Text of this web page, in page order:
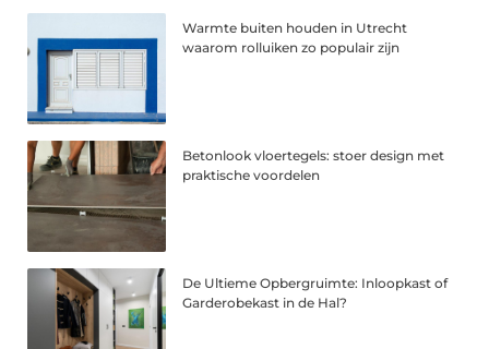
Warmte buiten houden in Utrecht
waarom rolluiken zo populair zijn
Betonlook vloertegels: stoer design met
praktische voordelen
De Ultieme Opbergruimte: Inloopkast of
Garderobekast in de Hal?